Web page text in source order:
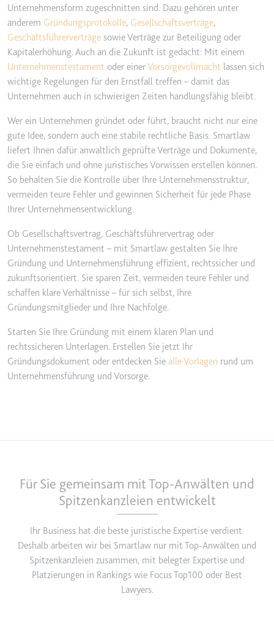
Unternehmensform zugeschnitten sind. Dazu gehören unter
anderem Gründungsprotokolle, Gesellschaftsverträge,
Geschäftsführerverträge sowie Verträge zur Beteiligung oder
Kapitalerhöhung. Auch an die Zukunft ist gedacht: Mit einem
Unternehmenstestament oder einerVorsorgevollmacht lassen sich
wichtige Regelungen für den Ernstfall treffen – damit das
Unternehmen auch in schwierigen Zeiten handlungsfähig bleibt.
Wer ein Unternehmen gründet oder führt, braucht nicht nur eine
gute Idee, sondern auch eine stabile rechtliche Basis. Smartlaw
liefert Ihnen dafür anwaltlich geprüfte Verträge und Dokumente,
die Sie einfach und ohne juristisches Vorwissen erstellen können.
So behalten Sie die Kontrolle über Ihre Unternehmensstruktur,
vermeiden teure Fehler und gewinnen Sicherheit für jede Phase
Ihrer Unternehmensentwicklung.
Ob Gesellschaftsvertrag, Geschäftsführervertrag oder
Unternehmenstestament – mit Smartlaw gestalten Sie Ihre
Gründung und Unternehmensführung effizient, rechtssicher und
zukunftsorientiert. Sie sparen Zeit, vermeiden teure Fehler und
schaffen klare Verhältnisse – für sich selbst, Ihre
Gründungsmitglieder und Ihre Nachfolge.
Starten Sie Ihre Gründung mit einem klaren Plan und
rechtssicheren Unterlagen. Erstellen Sie jetzt Ihr
Gründungsdokument oder entdecken Sie alle Vorlagen rund um
Unternehmensführung und Vorsorge.
Für Sie gemeinsam mit Top-Anwälten und
Spitzenkanzleien entwickelt
Ihr Business hat die beste juristische Expertise verdient.
Deshalb arbeiten wir bei Smartlaw nur mit Top-Anwälten und
Spitzenkanzleien zusammen, mit belegter Expertise und
Platzierungen in Rankings wie Focus Top100 oder Best
Lawyers.